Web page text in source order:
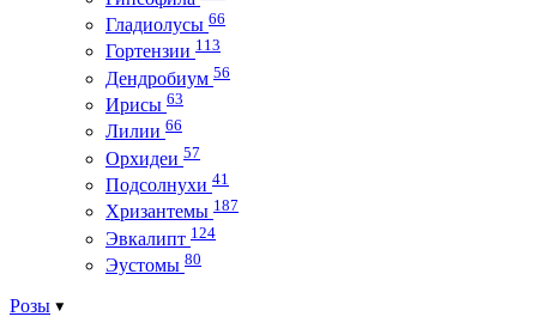
Гладиолусы 66
Гортензии 113
Дендробиум 56
Ирисы 63
Лилии 66
Орхидеи 57
Подсолнухи 41
Хризантемы 187
Эвкалипт 124
Эустомы 80
Розы